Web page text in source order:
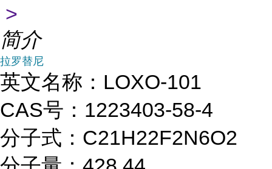
>
简介
拉罗替尼
英文名称：LOXO-101
CAS号：1223403-58-4
分子式：C21H22F2N6O2